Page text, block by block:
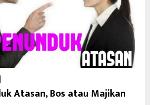
Atasan, Bos atau Majikan